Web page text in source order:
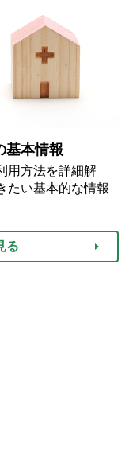
基本情報
用方法を詳細解
たい基本的な情報
る